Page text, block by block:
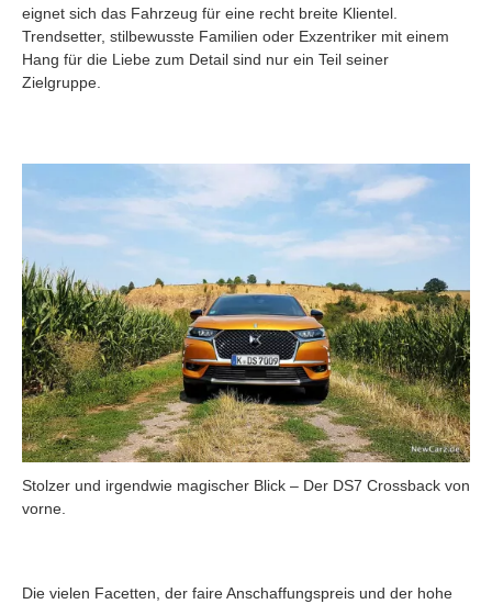
eignet sich das Fahrzeug für eine recht breite Klientel.
Trendsetter, stilbewusste Familien oder Exzentriker mit einem
Hang für die Liebe zum Detail sind nur ein Teil seiner
Zielgruppe.
Stolzer und irgendwie magischer Blick – Der DS7 Crossback von
vorne.
Die vielen Facetten, der faire Anschaffungspreis und der hohe